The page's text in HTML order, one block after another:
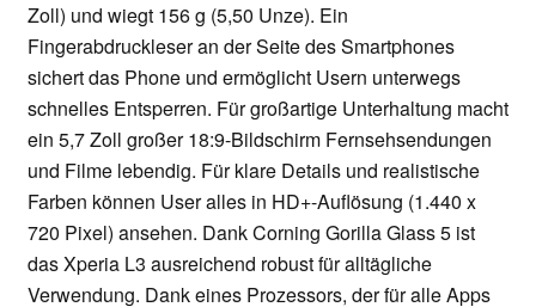
Zoll) und wiegt 156 g (5,50 Unze). Ein
Fingerabdruckleser an der Seite des Smartphones
sichert das Phone und ermöglicht Usern unterwegs
schnelles Entsperren. Für großartige Unterhaltung macht
ein 5,7 Zoll großer 18:9-Bildschirm Fernsehsendungen
und Filme lebendig. Für klare Details und realistische
Farben können User alles in HD+-Auflösung (1.440 x
720 Pixel) ansehen. Dank Corning Gorilla Glass 5 ist
das Xperia L3 ausreichend robust für alltägliche
Verwendung. Dank eines Prozessors, der für alle Apps